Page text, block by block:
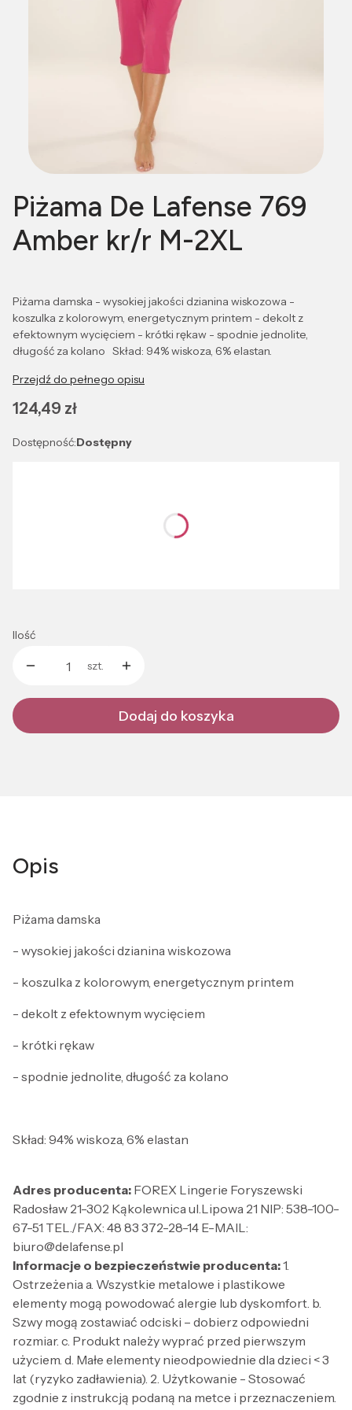
Piżama De Lafense 769
Amber kr/r M-2XL
Piżama damska - wysokiej jakości dzianina wiskozowa -
koszulka z kolorowym, energetycznym printem - dekolt z
efektownym wycięciem - krótki rękaw - spodnie jednolite,
długość za kolano Skład: 94% wiskoza, 6% elastan.
Przejdź do pełnego opisu
Cena
124,49 zł
Dostępność:Dostępny
Ilość
szt.
Dodaj do koszyka
Opis
Piżama damska
- wysokiej jakości dzianina wiskozowa
- koszulka z kolorowym, energetycznym printem
- dekolt z efektownym wycięciem
- krótki rękaw
- spodnie jednolite, długość za kolano
Skład: 94% wiskoza, 6% elastan
Adres producenta: FOREX Lingerie Foryszewski
Radosław 21-302 Kąkolewnica ul.Lipowa 21 NIP: 538-100-
67-51 TEL./FAX: 48 83 372-28-14 E-MAIL:
biuro@delafense.pl
Informacje o bezpieczeństwie producenta:1.
Ostrzeżenia a. Wszystkie metalowe i plastikowe
elementy mogą powodować alergie lub dyskomfort. b.
Szwy mogą zostawiać odciski – dobierz odpowiedni
rozmiar. c. Produkt należy wyprać przed pierwszym
użyciem. d. Małe elementy nieodpowiednie dla dzieci < 3
lat (ryzyko zadławienia). 2. Użytkowanie - Stosować
zgodnie z instrukcją podaną na metce i przeznaczeniem.